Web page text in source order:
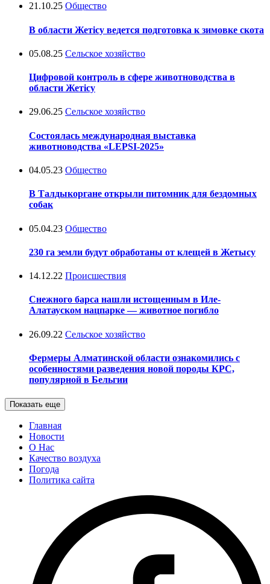
21.10.25 Общество
В области Жетісу ведется подготовка к зимовке скота
05.08.25 Сельское хозяйство
Цифровой контроль в сфере животноводства в
области Жетісу
29.06.25 Сельское хозяйство
Состоялась международная выставка
животноводства «LEPSI-2025»
04.05.23 Общество
В Талдыкоргане открыли питомник для бездомных
собак
05.04.23 Общество
230 га земли будут обработаны от клещей в Жетысу
14.12.22 Происшествия
Снежного барса нашли истощенным в Иле-
Алатауском нацпарке — животное погибло
26.09.22 Сельское хозяйство
Фермеры Алматинской области ознакомились с
особенностями разведения новой породы КРС,
популярной в Бельгии
Показать еще
Главная
Новости
О Нас
Качество воздуха
Погода
Политика сайта